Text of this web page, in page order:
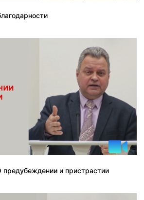
и пристрастии